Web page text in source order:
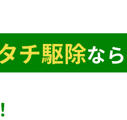
チ駆除なら